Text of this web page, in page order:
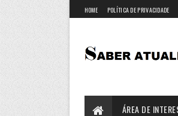
HOME POLÍTICA DE PRIVACIDADE
ÁREA DE